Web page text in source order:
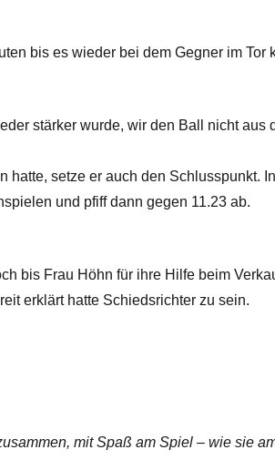
bis es wieder bei dem Gegner im
stärker wurde, wir den Ball nicht
setze er auch den Schlusspunkt.
und pfiff dann gegen 11.23 ab.
bis Frau Höhn für ihre Hilfe beim
erklärt hatte Schiedsrichter zu sein.
mit Spaß am Spiel – wie sie